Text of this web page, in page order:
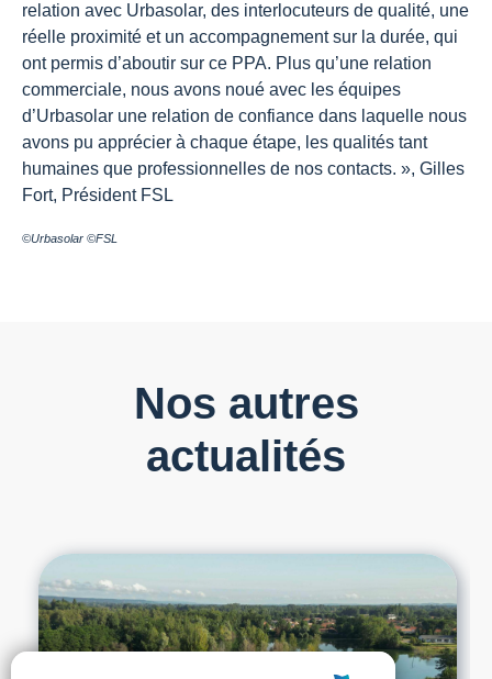
relation avec Urbasolar, des interlocuteurs de qualité, une
réelle proximité et un accompagnement sur la durée, qui
ont permis d’aboutir sur ce PPA. Plus qu’une relation
commerciale, nous avons noué avec les équipes
d’Urbasolar une relation de confiance dans laquelle nous
avons pu apprécier à chaque étape, les qualités tant
humaines que professionnelles de nos contacts. », Gilles
Fort, Président FSL
©Urbasolar ©FSL
Nos autres
actualités